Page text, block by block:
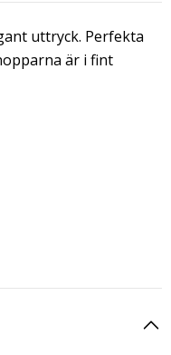
uttryck. Perfekta
är i fint